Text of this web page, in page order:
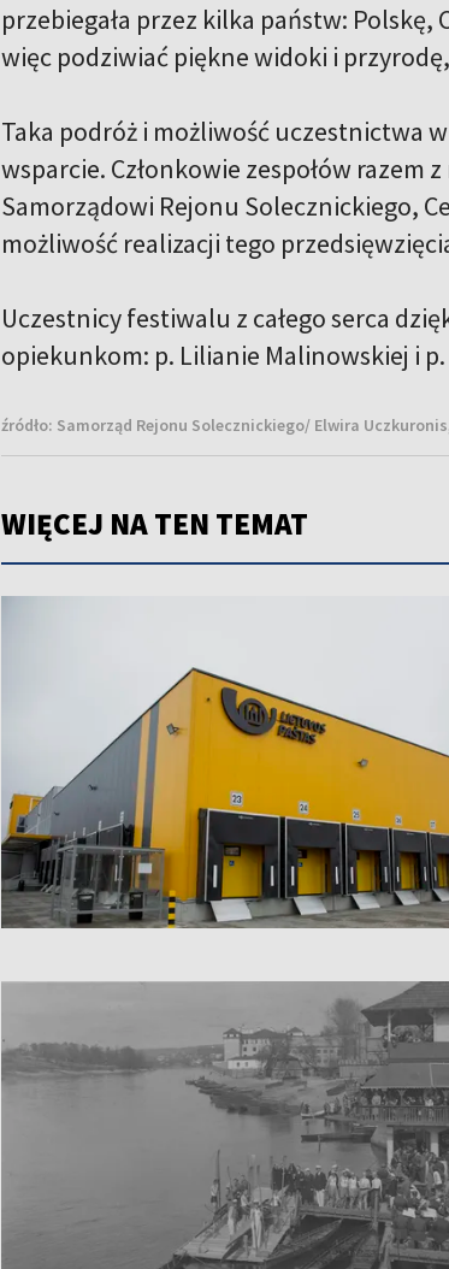
przebiegała przez kilka państw: Polskę,
więc podziwiać piękne widoki i
Taka podróż i możliwość uczestnictwa
wsparcie. Członkowie zespołów
Samorządowi Rejonu Solecznickiego,
możliwość realizacji tego
Uczestnicy festiwalu z całego serca
opiekunkom: p. Lilianie Malinowskiej i
źródło: Samorząd Rejonu Solecznickiego/ Elwira
WIĘCEJ NA TEN TEMAT